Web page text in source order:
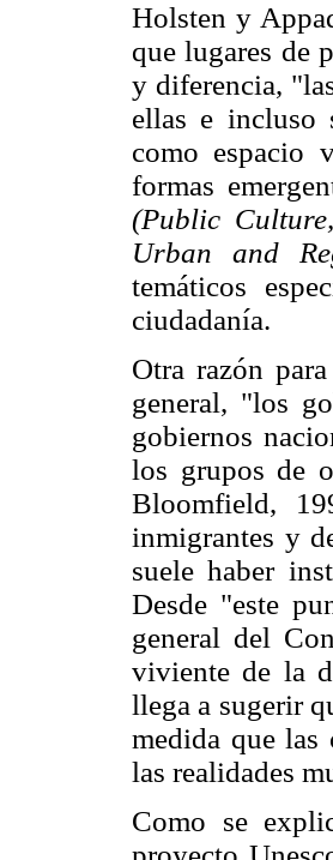
Holsten y
que lugares de
y diferencia,
ellas e incluso
como espacio
formas
(Public
Urban and
temáticos
ciudadanía.
Otra razón
general, "los
gobiernos
los grupos de
Bloomfield,
inmigrantes y
suele haber
Desde "este
general del
viviente de la
llega a sugerir
medida que las
las realidades
Como se